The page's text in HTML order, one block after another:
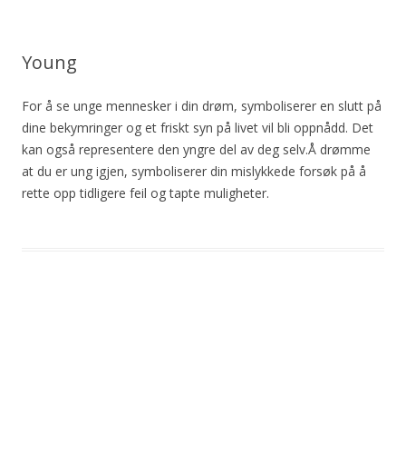
Young
For å se unge mennesker i din drøm, symboliserer en slutt på
dine bekymringer og et friskt syn på livet vil bli oppnådd. Det
kan også representere den yngre del av deg selv.Å drømme
at du er ung igjen, symboliserer din mislykkede forsøk på å
rette opp tidligere feil og tapte muligheter.